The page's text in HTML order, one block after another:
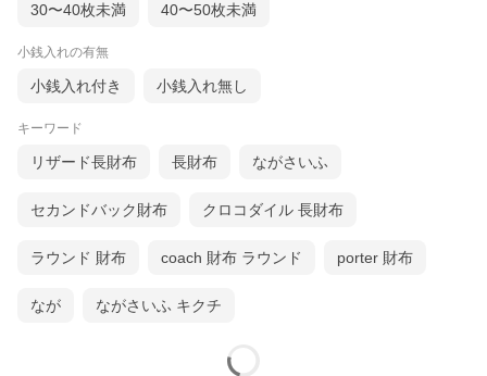
30〜40枚未満 40〜50枚未満
小銭入れの有無
小銭入れ付き 小銭入れ無し
キーワード
リザード長財布 長財布 ながさいふ
セカンドバック財布 クロコダイル 長財布
ラウンド 財布 coach 財布 ラウンド porter 財布
なが ながさいふ キクチ